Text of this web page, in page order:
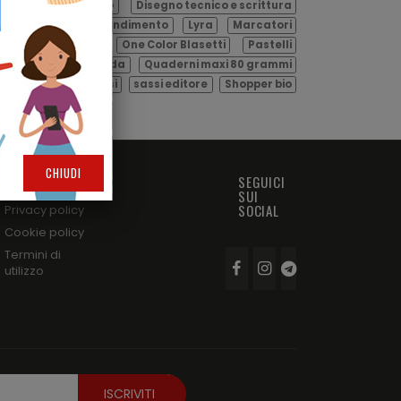
CHIUDI
Didò
Disegno tecnico e scrittura
Lente di ingrandimento Lyra
Marcatori
One color One Color Blasetti
Pastelli
Plastilina Polionda
Quaderni maxi 80 grammi
sassi sassi editore
Shopper bio
polipropilene
ASPETTI LEGALI
Privacy policy
Cookie policy
Termini di
utilizzo
SEGUICI
SUI
SOCIAL